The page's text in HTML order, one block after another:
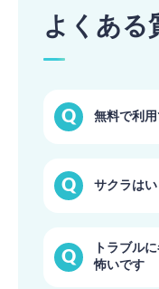
よくある
無料で利
に制限有り
サクラはい
査を徹底し
詳細を見る
トラブル
怖いです